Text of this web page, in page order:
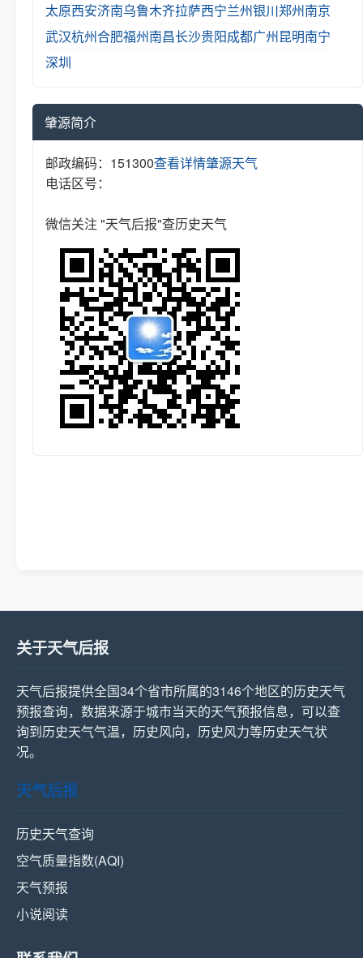
太原西安济南乌鲁木齐拉萨西宁兰州银川郑州南京
武汉杭州合肥福州南昌长沙贵阳成都广州昆明南宁
深圳
肇源简介
邮政编码：151300
电话区号：
查看详情肇源天气
微信关注 "天气后报"查历史天气
关于天气后报
天气后报提供全国34个省市所属的3146个地区的历史天气
预报查询，数据来源于城市当天的天气预报信息，可以查
询到历史天气气温，历史风向，历史风力等历史天气状
况。
天气后报
历史天气查询
空气质量指数(AQI)
天气预报
小说阅读